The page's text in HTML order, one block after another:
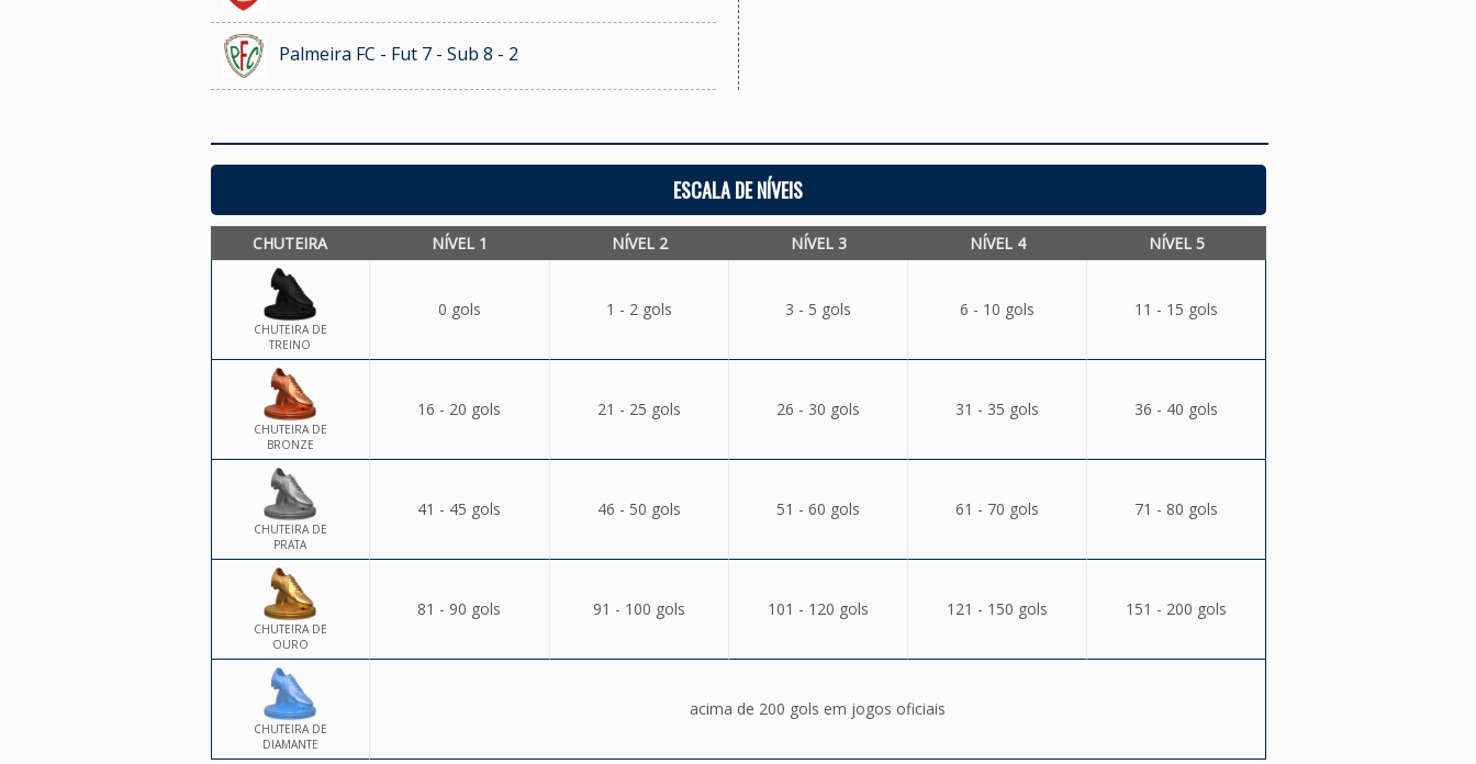
Palmeira FC - Fut 7 - Sub 8 - 2
ESCALA DE NÍVEIS
CHUTEIRA NÍVEL 1 NÍVEL 2 NÍVEL 3 NÍVEL 4 NÍVEL 5
CHUTEIRA DE
TREINO
0 gols 1 - 2 gols 3 - 5 gols 6 - 10 gols 11 - 15 gols
CHUTEIRA DE
BRONZE
16 - 20 gols 21 - 25 gols 26 - 30 gols 31 - 35 gols 36 - 40 gols
CHUTEIRA DE
PRATA
41 - 45 gols 46 - 50 gols 51 - 60 gols 61 - 70 gols 71 - 80 gols
CHUTEIRA DE
OURO
81 - 90 gols 91 - 100 gols 101 - 120 gols 121 - 150 gols 151 - 200 gols
CHUTEIRA DE
DIAMANTE
acima de 200 gols em jogos oficiais